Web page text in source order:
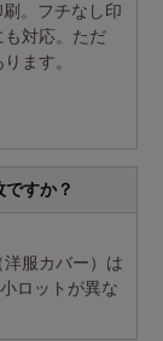
刷。フチなし印
対応。ただ
ます。
すか？
服カバー）は
ロットが異な